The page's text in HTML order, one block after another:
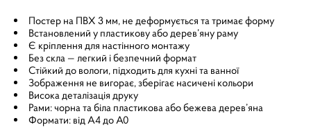
Постер на ПВХ 3 мм, не деформується та тримає форму
Встановлений у пластикову або дерев’яну раму
Є кріплення для настінного монтажу
Без скла — легкий і безпечний формат
Стійкий до вологи, підходить для кухні та ванної
Зображення не вигорає, зберігає насичені кольори
Висока деталізація друку
Рами: чорна та біла пластикова або бежева дерев’яна
Формати: від A4 до A0